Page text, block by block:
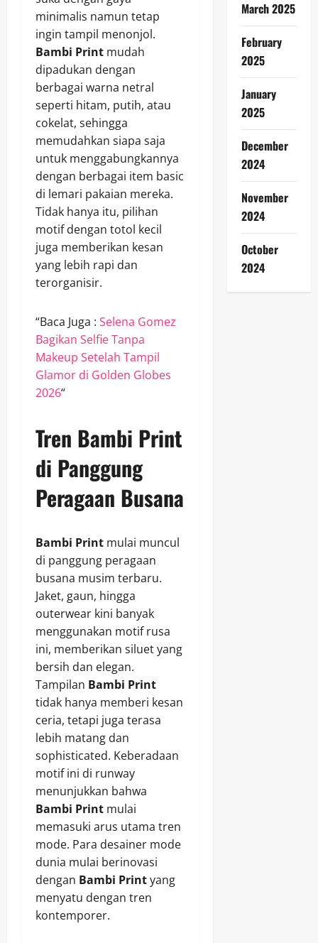
minimalis namun tetap
ingin tampil menonjol.
Bambi Print mudah
dipadukan dengan
berbagai warna netral
seperti hitam, putih, atau
cokelat, sehingga
memudahkan siapa saja
untuk menggabungkannya
dengan berbagai item basic
di lemari pakaian mereka.
Tidak hanya itu, pilihan
motif dengan totol kecil
juga memberikan kesan
yang lebih rapi dan
terorganisir.
“Baca Juga : Selena Gomez
Bagikan Selfie Tanpa
Makeup Setelah Tampil
Glamor di Golden Globes
2026“
Tren Bambi Print
di Panggung
Peragaan Busana
Bambi Print mulai muncul
di panggung peragaan
busana musim terbaru.
Jaket, gaun, hingga
outerwear kini banyak
menggunakan motif rusa
ini, memberikan siluet yang
bersih dan elegan.
Tampilan Bambi Print
tidak hanya memberi kesan
ceria, tetapi juga terasa
lebih matang dan
sophisticated. Keberadaan
motif ini di runway
menunjukkan bahwa
Bambi Print mulai
memasuki arus utama tren
mode. Para desainer mode
dunia mulai berinovasi
dengan Bambi Printyang
menyatu dengan tren
kontemporer.
March 2025
February
2025
January
2025
December
2024
November
2024
October
2024